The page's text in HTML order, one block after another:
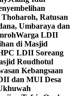
Ratusan
Umbaraya dan
Warga LDII
di Masjid
PC LDII Soreang
Roudhotul
Kebangsaan
dan MUI Desa